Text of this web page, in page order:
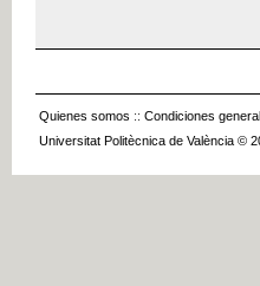
Quienes somos :: Condiciones
Universitat Politècnica de València ©